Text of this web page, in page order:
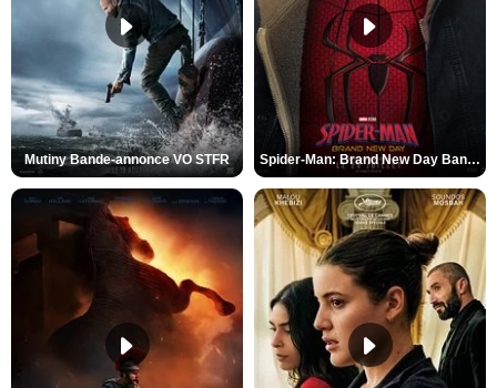
Mutiny Bande-annonce VO STFR Spider-Man: Brand New Day Bande-annonce VO STFR